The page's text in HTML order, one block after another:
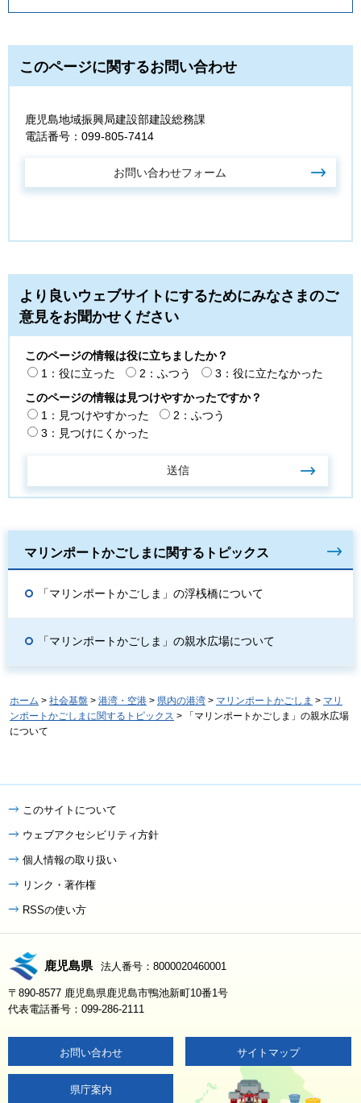
このページに関するお問い合わせ
鹿児島地域振興局建設部建設総務課
電話番号：099-805-7414
より良いウェブサイトにするためにみなさまのご
意見をお聞かせください
このページの情報は役に立ちましたか？
1：役に立った
2：ふつう
3：役に立たなかった
このページの情報は見つけやすかったですか？
1：見つけやすかった
2：ふつう
3：見つけにくかった
マリンポートかごしまに関するトピックス
「マリンポートかごしま」の浮桟橋について
「マリンポートかごしま」の親水広場について
ホーム > 社会基盤 > 港湾・空港 > 県内の港湾 > マリンポートかごしま > マリ
ンポートかごしまに関するトピックス > 「マリンポートかごしま」の親水広場
について
このサイトについて
ウェブアクセシビリティ方針
個人情報の取り扱い
リンク・著作権
RSSの使い方
鹿児島県 法人番号：8000020460001
〒890-8577 鹿児島県鹿児島市鴨池新町10番1号
代表電話番号：099-286-2111
お問い合わせ サイトマップ
県庁案内